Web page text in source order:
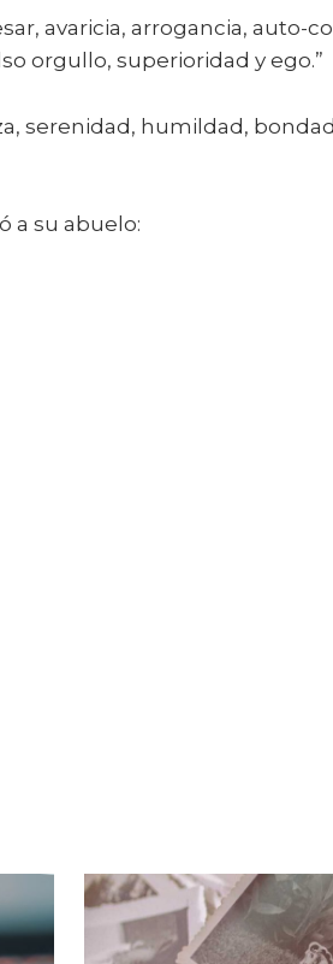
avaricia, arrogancia, auto-
orgullo, superioridad y ego.”
serenidad, humildad,
a su abuelo: